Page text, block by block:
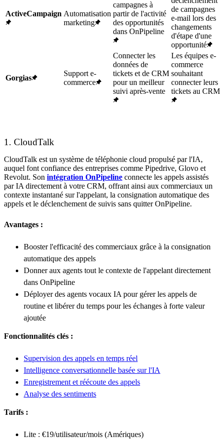
ActiveCampaign Automatisation
marketing
campagnes à
partir de l'activité
des opportunités
dans OnPipeline
de campagnes
e-mail lors des
changements
d'étape d'une
opportunité
Gorgias
Support e-
commerce
Connecter les
données de
tickets et de CRM
pour un meilleur
suivi après-vente
Les équipes e-
commerce
souhaitant
connecter leurs
tickets au CRM
1. CloudTalk
CloudTalk est un système de téléphonie cloud propulsé par l'IA,
auquel font confiance des entreprises comme Pipedrive, Glovo et
Revolut. Son intégration OnPipeline connecte les appels assistés
par IA directement à votre CRM, offrant ainsi aux commerciaux un
contexte instantané sur l'appelant, la consignation automatique des
appels et le déclenchement de suivis sans quitter OnPipeline.
Avantages :
Booster l'efficacité des commerciaux grâce à la consignation
automatique des appels
Donner aux agents tout le contexte de l'appelant directement
dans OnPipeline
Déployer des agents vocaux IA pour gérer les appels de
routine et libérer du temps pour les échanges à forte valeur
ajoutée
Fonctionnalités clés :
Supervision des appels en temps réel
Intelligence conversationnelle basée sur l'IA
Enregistrement et réécoute des appels
Analyse des sentiments
Tarifs :
Lite : €19/utilisateur/mois (Amériques)